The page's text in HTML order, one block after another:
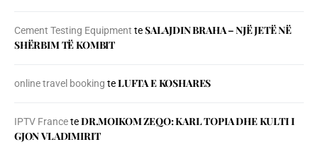
Cement Testing Equipment teSALAJDIN BRAHA – NJЁ JETЁ NЁ
SHЁRBIM TЁ KOMBIT
online travel booking teLUFTA E KOSHARES
IPTV FranceteDR.MOIKOM ZEQO: KARL TOPIA DHE KULTI I
GJON VLADIMIRIT